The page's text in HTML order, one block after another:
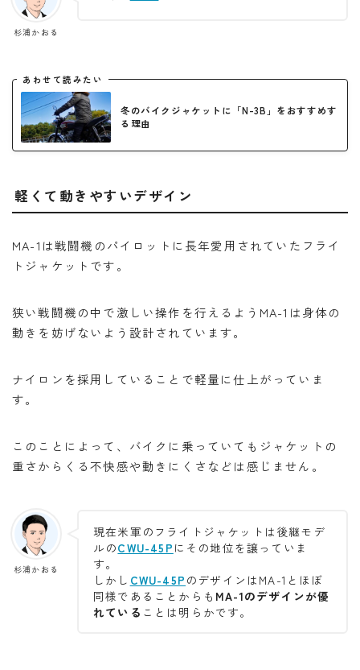
杉浦かおる
あわせて読みたい
冬のバイクジャケットに「N-3B」をおすすめす
る理由
軽くて動きやすいデザイン
MA-1は戦闘機のパイロットに長年愛用されていたフライ
トジャケットです。
狭い戦闘機の中で激しい操作を行えるようMA-1は身体の
動きを妨げないよう設計されています。
ナイロンを採用していることで軽量に仕上がっていま
す。
このことによって、バイクに乗っていてもジャケットの
重さからくる不快感や動きにくさなどは感じません。
杉浦かおる
現在米軍のフライトジャケットは後継モデ
ルのCWU-45P にその地位を譲っていま
す。
しかし CWU-45P のデザインはMA-1とほぼ
同様であることからも MA-1のデザインが優
れている ことは明らかです。